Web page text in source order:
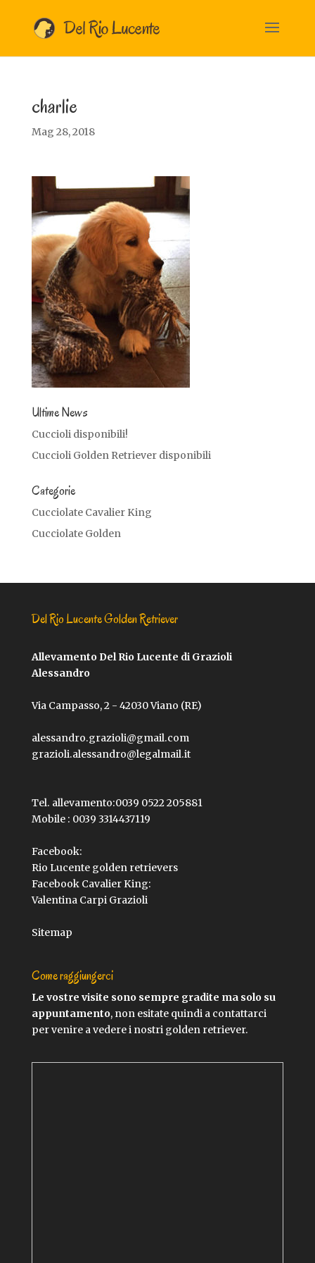
charlie
Mag 28, 2018
Ultime News
Cuccioli disponibili!
Cuccioli Golden Retriever disponibili
Categorie
Cucciolate Cavalier King
Cucciolate Golden
Del Rio Lucente Golden Retriever
Allevamento Del Rio Lucente di Grazioli
Alessandro
Via Campasso, 2 - 42030 Viano (RE)
alessandro.grazioli@gmail.com
grazioli.alessandro@legalmail.it
Tel. allevamento:0039 0522 205881
Mobile : 0039 3314437119
Facebook:
Rio Lucente golden retrievers
Facebook Cavalier King:
Valentina Carpi Grazioli
Sitemap
Come raggiungerci
Le vostre visite sono sempre gradite ma solo su
appuntamento, non esitate quindi a contattarci
per venire a vedere i nostri golden retriever.